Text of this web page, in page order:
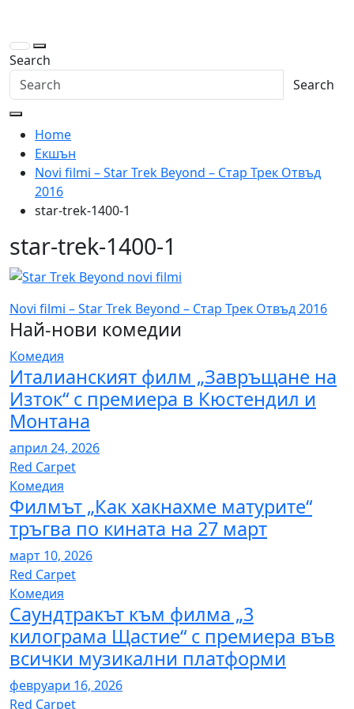
content
Search
Search
Home
Екшън
Novi filmi – Star Trek Beyond – Стар Трек Отвъд
2016
star-trek-1400-1
star-trek-1400-1
Навигация
Novi filmi – Star Trek Beyond – Стар Трек Отвъд 2016
Най-нови комедии
Комедия
Италианският филм „Завръщане на
Изток“ с премиера в Кюстендил и
Монтана
април 24, 2026
Red Carpet
Комедия
Филмът „Как хакнахме матурите“
тръгва по кината на 27 март
март 10, 2026
Red Carpet
Комедия
Саундтракът към филма „3
килограма Щастие“ с премиера във
всички музикални платформи
февруари 16, 2026
Red Carpet